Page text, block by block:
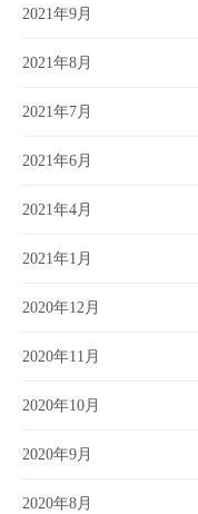
2021年9月
2021年8月
2021年7月
2021年6月
2021年4月
2021年1月
2020年12月
2020年11月
2020年10月
2020年9月
2020年8月